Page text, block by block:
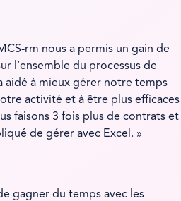
rm nous a permis un gain de
l’ensemble du processus de
aidé à mieux gérer notre temps
activité et à être plus efficaces
faisons 3 fois plus de contrats et
de gérer avec Excel. »
gagner du temps avec les